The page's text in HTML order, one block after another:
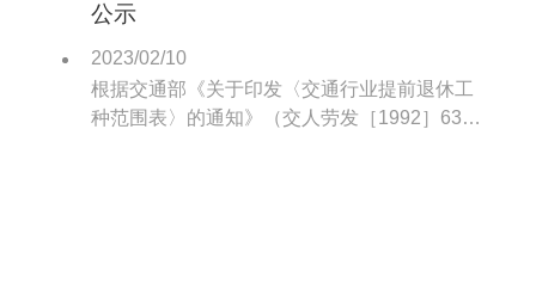
公示
2023/02/10
根据交通部《关于印发〈交通行业提前退休工
种范围表〉的通知》（交人劳发［1992］633